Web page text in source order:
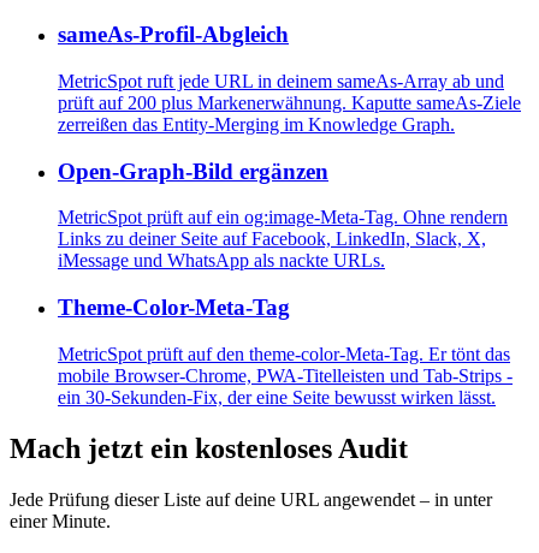
sameAs-Profil-Abgleich
MetricSpot ruft jede URL in deinem sameAs-Array ab und
prüft auf 200 plus Markenerwähnung. Kaputte sameAs-Ziele
zerreißen das Entity-Merging im Knowledge Graph.
Open-Graph-Bild ergänzen
MetricSpot prüft auf ein og:image-Meta-Tag. Ohne rendern
Links zu deiner Seite auf Facebook, LinkedIn, Slack, X,
iMessage und WhatsApp als nackte URLs.
Theme-Color-Meta-Tag
MetricSpot prüft auf den theme-color-Meta-Tag. Er tönt das
mobile Browser-Chrome, PWA-Titelleisten und Tab-Strips -
ein 30-Sekunden-Fix, der eine Seite bewusst wirken lässt.
Mach jetzt ein kostenloses Audit
Jede Prüfung dieser Liste auf deine URL angewendet – in unter
einer Minute.